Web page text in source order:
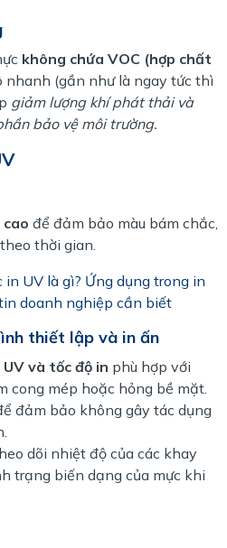
không chứa VOC (hợp chất
nhanh (gần như là ngay tức thì
giảm lượng khí phát thải và
bảo vệ môi trường.
để đảm bảo màu bám chắc,
thời gian.
in UV là gì? Ứng dụng trong in
doanh nghiệp cần biết
thiết lập và in ấn
và tốc độ in phù hợp với
cong mép hoặc hỏng bề mặt.
đảm bảo không gây tác dụng
dõi nhiệt độ của các khay
trạng biến dạng của mực khi